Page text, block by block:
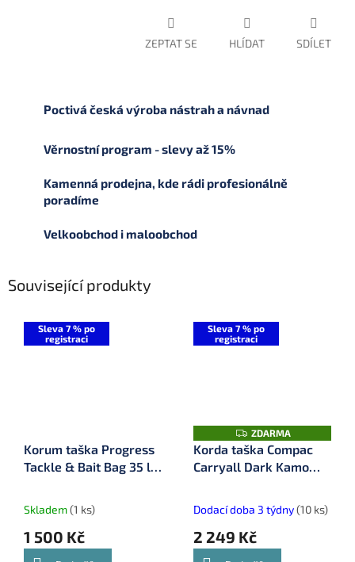
ZEPTAT SE HLÍDAT SDÍLET
Poctivá česká výroba nástrah a návnad
Věrnostní program - slevy až 15%
Kamenná prodejna, kde rádi profesionálně
poradíme
Velkoobchod i maloobchod
Související produkty
Sleva 7 % po
registraci
Korum taška Progress
Tackle & Bait Bag 35 l
Skladem(1 ks)
1 500 Kč
Sleva 7 % po
registraci
Z
D
A
R
ZDARMA
Korda taška Compac
Carryall Dark Kamo
Dodací doba 3 týdny(10 ks)
2 249 Kč